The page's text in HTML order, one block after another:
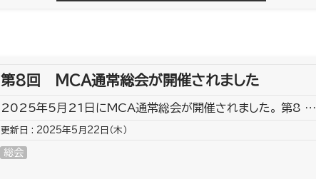
第8回 MCA通常総会が開催されました
2025年5月21日にMCA通常総会が開催されました。 第8 …
更新日 : 2025年5月22日（木）
総会